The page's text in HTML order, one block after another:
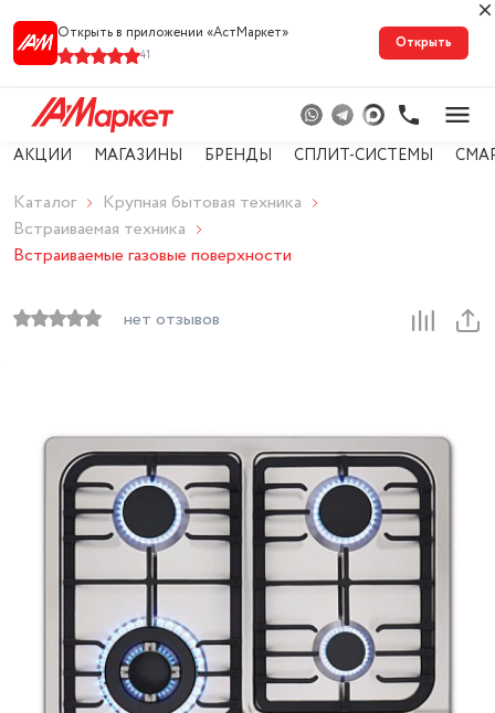
Открыть в приложении «АстМарке‪т‬»
41
Открыть
АКЦИИ МАГАЗИНЫ БРЕНДЫ СПЛИТ-СИСТЕМЫ
Каталог
Крупная бытовая техника
Встраиваемая техника
Встраиваемые газовые поверхности
нет отзывов